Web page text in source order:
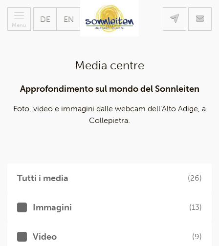
Menu
DE EN
Media centre
Approfondimento sul mondo del Sonnleiten
Foto, video e immagini dalle webcam dell’Alto Adige, a
Collepietra.
Tutti i media (26)
Immagini (13)
Video (9)